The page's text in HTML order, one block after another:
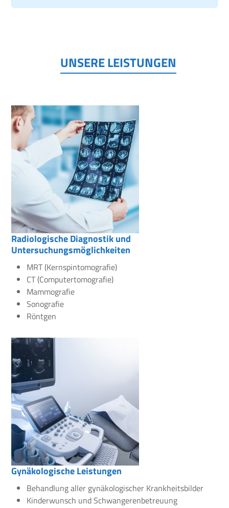
UNSERE LEISTUNGEN
Radiologische Diagnostik und
Untersuchungsmöglichkeiten
MRT (Kernspintomografie)
CT (Computertomografie)
Mammografie
Sonografie
Röntgen
Gynäkologische Leistungen
Behandlung aller gynäkologischer Krankheitsbilder
Kinderwunsch und Schwangerenbetreuung